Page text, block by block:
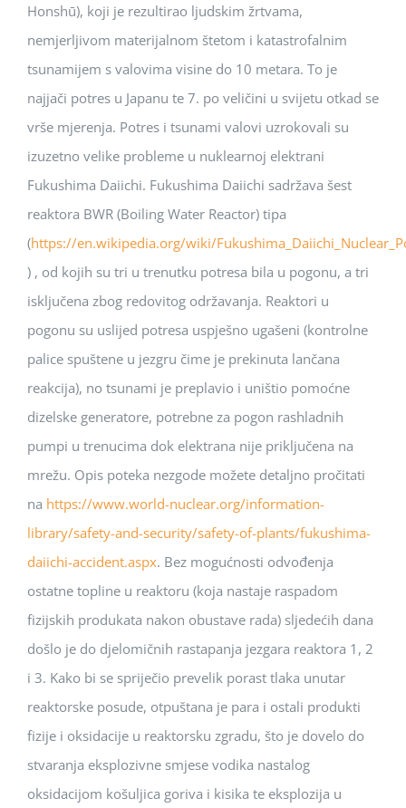
Honshū), koji je rezultirao ljudskim žrtvama,
nemjerljivom materijalnom štetom i katastrofalnim
tsunamijem s valovima visine do 10 metara. To je
najjači potres u Japanu te 7. po veličini u svijetu otkad se
vrše mjerenja. Potres i tsunami valovi uzrokovali su
izuzetno velike probleme u nuklearnoj elektrani
Fukushima Daiichi. Fukushima Daiichi sadržava šest
reaktora BWR (Boiling Water Reactor) tipa
(https://en.wikipedia.org/wiki/
) , od kojih su tri u trenutku potresa bila u pogonu, a tri
isključena zbog redovitog održavanja. Reaktori u
pogonu su uslijed potresa uspješno ugašeni (kontrolne
palice spuštene u jezgru čime je prekinuta lančana
reakcija), no tsunami je preplavio i uništio pomoćne
dizelske generatore, potrebne za pogon rashladnih
pumpi u trenucima dok elektrana nije priključena na
mrežu. Opis poteka nezgode možete detaljno pročitati
na https://www.world-nuclear.org/information-
library/safety-and-security/safety-of-plants/fukushima-
daiichi-accident.aspx. Bez mogućnosti odvođenja
ostatne topline u reaktoru (koja nastaje raspadom
fizijskih produkata nakon obustave rada) sljedećih dana
došlo je do djelomičnih rastapanja jezgara reaktora 1, 2
i 3. Kako bi se spriječio prevelik porast tlaka unutar
reaktorske posude, otpuštana je para i ostali produkti
fizije i oksidacije u reaktorsku zgradu, što je dovelo do
stvaranja eksplozivne smjese vodika nastalog
oksidacijom košuljica goriva i kisika te eksplozija u